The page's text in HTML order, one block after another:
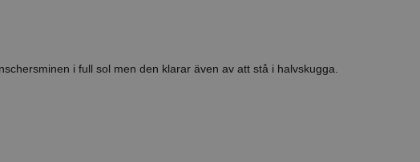
i full sol men den klarar även av att stå i halvskugga.